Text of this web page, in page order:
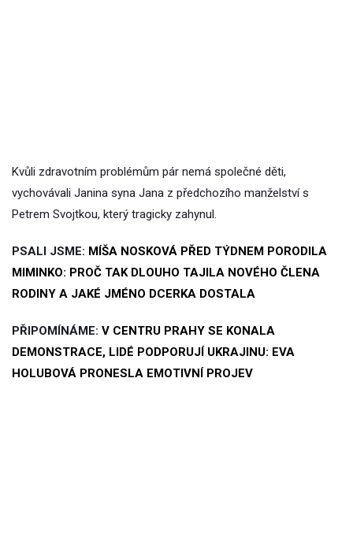
Kvůli zdravotním problémům pár nemá společné děti,
vychovávali Janina syna Jana z předchozího manželství s
Petrem Svojtkou, který tragicky zahynul.
PSALI JSME: MÍŠA NOSKOVÁ PŘED TÝDNEM PORODILA
MIMINKO: PROČ TAK DLOUHO TAJILA NOVÉHO ČLENA
RODINY A JAKÉ JMÉNO DCERKA DOSTALA
PŘIPOMÍNÁME: V CENTRU PRAHY SE KONALA
DEMONSTRACE, LIDÉ PODPORUJÍ UKRAJINU: EVA
HOLUBOVÁ PRONESLA EMOTIVNÍ PROJEV